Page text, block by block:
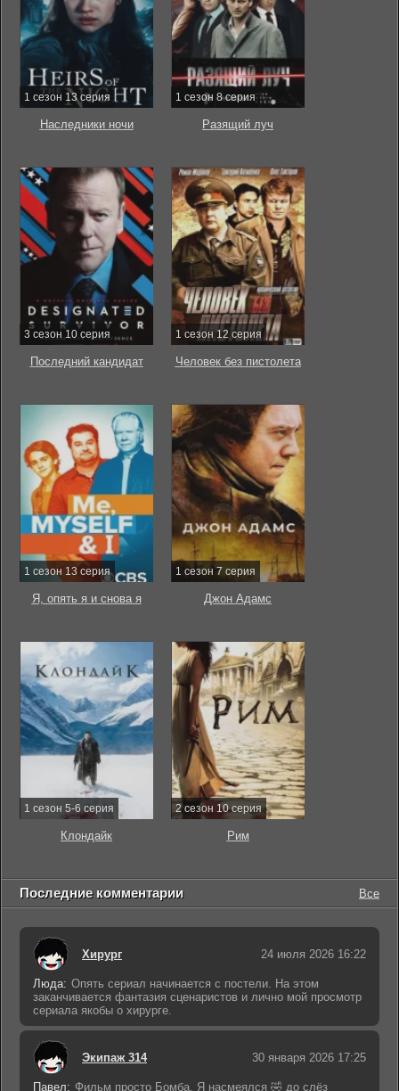
1 сезон 13 серия
Наследники ночи
1 сезон 8 серия
Разящий луч
3 сезон 10 серия
Последний кандидат
1 сезон 12 серия
Человек без пистолета
1 сезон 13 серия
Я, опять я и снова я
1 сезон 7 серия
Джон Адамс
1 сезон 5-6 серия
Клондайк
2 сезон 10 серия
Рим
Последние комментарии Все
Хирург 24 июля 2026 16:22
Люда: Опять сериал начинается с постели. На этом
заканчивается фантазия сценаристов и лично мой просмотр
сериала якобы о хирурге.
Экипаж 314 30 января 2026 17:25
Павел: Фильм просто Бомба. Я насмеялся 🤣 до слёз